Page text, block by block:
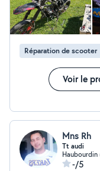
Réparation de scooter
Voir le
Mns Rh
Tt audi
Haubourdin
-/5